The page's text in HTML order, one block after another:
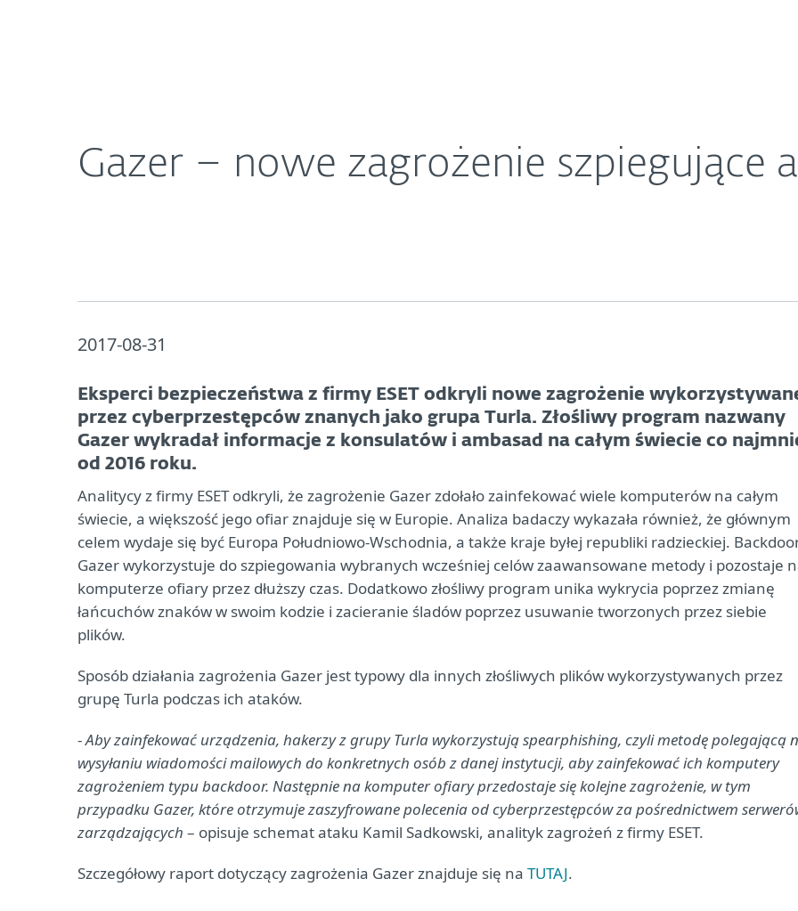
Gazer – nowe zagrożenie szpiegujące
2017-08-31
Eksperci bezpieczeństwa z firmy ESET odkryli nowe zagrożenie
przez cyberprzestępców znanych jako grupa Turla. Złośliwy program nazwany
Gazer wykradał informacje z konsulatów i ambasad na całym świecie co
od 2016 roku.
Analitycy z firmy ESET odkryli, że zagrożenie Gazer zdołało zainfekować wiele komputerów na całym
świecie, a większość jego ofiar znajduje się w Europie. Analiza badaczy wykazała również, że głównym
celem wydaje się być Europa Południowo-Wschodnia, a także kraje byłej republiki radzieckiej.
Gazer wykorzystuje do szpiegowania wybranych wcześniej celów zaawansowane metody i pozostaje
komputerze ofiary przez dłuższy czas. Dodatkowo złośliwy program unika wykrycia poprzez zmianę
łańcuchów znaków w swoim kodzie i zacieranie śladów poprzez usuwanie tworzonych przez siebie
plików.
Sposób działania zagrożenia Gazer jest typowy dla innych złośliwych plików wykorzystywanych przez
grupę Turla podczas ich ataków.
-Aby zainfekować urządzenia, hakerzy z grupy Turla wykorzystują spearphishing, czyli metodę polegającą
wysyłaniu wiadomości mailowych do konkretnych osób z danej instytucji, aby zainfekować ich komputery
zagrożeniem typu backdoor. Następnie na komputer ofiary przedostaje się kolejne zagrożenie, w tym
przypadku Gazer, które otrzymuje zaszyfrowane polecenia od cyberprzestępców za pośrednictwem
zarządzających – opisuje schemat ataku Kamil Sadkowski, analityk zagrożeń z firmy ESET.
Szczegółowy raport dotyczący zagrożenia Gazer znajduje się na TUTAJ.